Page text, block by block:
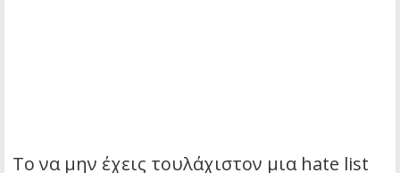
Το να μην έχεις τουλάχιστον μια hate list